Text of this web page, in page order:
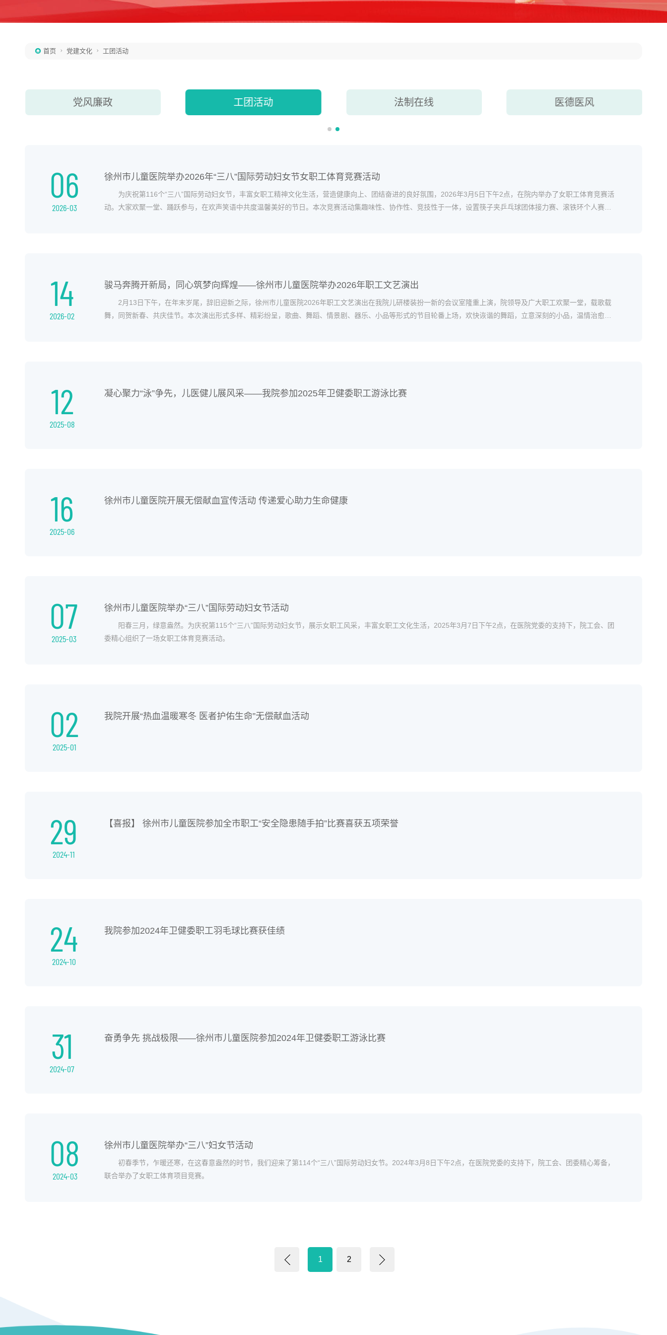
 首页  党建文化  工团活动
党风廉政 工团活动 法制在线 医德医风
06
2026-03
徐州市儿童医院举办2026年“三八”国际劳动妇女节女职工体育竞赛活动
为庆祝第116个“三八”国际劳动妇女节，丰富女职工精神文化生活，营造健康向上、团结奋进的良好氛围，2026年3月5日下午2点，在院内举办了女职工体育竞赛活
动。大家欢聚一堂、踊跃参与，在欢声笑语中共度温馨美好的节日。本次竞赛活动集趣味性、协作性、竞技性于一体，设置筷子夹乒乓球团体接力赛、滚铁环个人赛、
14
2026-02
骏马奔腾开新局，同心筑梦向辉煌——徐州市儿童医院举办2026年职工文艺演出
2月13日下午，在年末岁尾，辞旧迎新之际，徐州市儿童医院2026年职工文艺演出在我院儿研楼装扮一新的会议室隆重上演，院领导及广大职工欢聚一堂，载歌载
舞，同贺新春、共庆佳节。本次演出形式多样、精彩纷呈，歌曲、舞蹈、情景剧、器乐、小品等形式的节目轮番上场，欢快诙谐的舞蹈，立意深刻的小品，温情治愈的
12
2025-08
凝心聚力“泳”争先，儿医健儿展风采——我院参加2025年卫健委职工游泳比赛
16
2025-06
徐州市儿童医院开展无偿献血宣传活动 传递爱心助力生命健康
07
2025-03
徐州市儿童医院举办“三八”国际劳动妇女节活动
阳春三月，绿意盎然。为庆祝第115个“三八”国际劳动妇女节，展示女职工风采，丰富女职工文化生活，2025年3月7日下午2点，在医院党委的支持下，院工会、团
委精心组织了一场女职工体育竞赛活动。
02
2025-01
我院开展“热血温暖寒冬 医者护佑生命”无偿献血活动
29
2024-11
【喜报】 徐州市儿童医院参加全市职工“安全隐患随手拍”比赛喜获五项荣誉
24
2024-10
我院参加2024年卫健委职工羽毛球比赛获佳绩
31
2024-07
奋勇争先 挑战极限——徐州市儿童医院参加2024年卫健委职工游泳比赛
08
2024-03
徐州市儿童医院举办“三八”妇女节活动
初春季节，乍暖还寒，在这春意盎然的时节，我们迎来了第114个“三八”国际劳动妇女节。2024年3月8日下午2点，在医院党委的支持下，院工会、团委精心筹备，
联合举办了女职工体育项目竞赛。
1 2